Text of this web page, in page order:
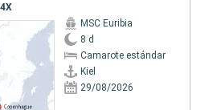
MSC Euribia
8 d
Camarote estándar
Kiel
29/08/2026